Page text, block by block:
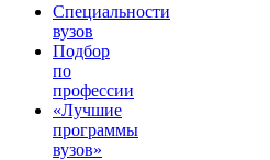
Специальности
вузов
Подбор
по
профессии
«Лучшие
программы
вузов»